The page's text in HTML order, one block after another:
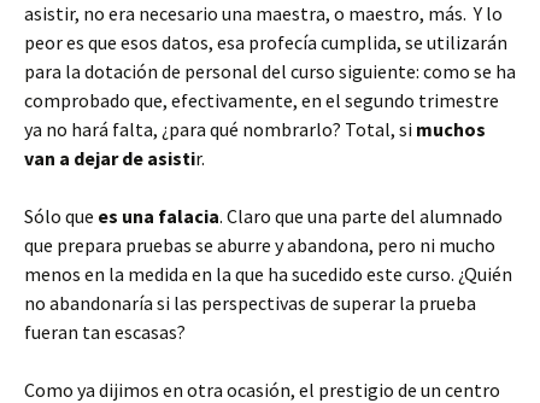
asistir, no era necesario una maestra, o maestro, más. Y lo
peor es que esos datos, esa profecía cumplida, se utilizarán
para la dotación de personal del curso siguiente: como se ha
comprobado que, efectivamente, en el segundo trimestre
ya no hará falta, ¿para qué nombrarlo? Total, si muchos
van a dejar de asistir.
Sólo que es una falacia. Claro que una parte del alumnado
que prepara pruebas se aburre y abandona, pero ni mucho
menos en la medida en la que ha sucedido este curso. ¿Quién
no abandonaría si las perspectivas de superar la prueba
fueran tan escasas?
Como ya dijimos en otra ocasión, el prestigio de un centro